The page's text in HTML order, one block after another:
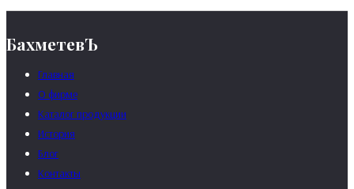
БахметевЪ
Главная
О фирме
Каталог продукции
История
Блог
Контакты